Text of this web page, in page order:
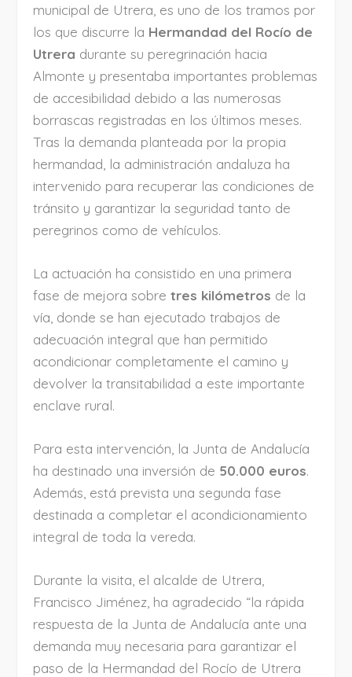
municipal de Utrera, es uno de los tramos por
los que discurre la Hermandad del Rocío de
Utrera durante su peregrinación hacia
Almonte y presentaba importantes problemas
de accesibilidad debido a las numerosas
borrascas registradas en los últimos meses.
Tras la demanda planteada por la propia
hermandad, la administración andaluza ha
intervenido para recuperar las condiciones de
tránsito y garantizar la seguridad tanto de
peregrinos como de vehículos.
La actuación ha consistido en una primera
fase de mejora sobretres kilómetros de la
vía, donde se han ejecutado trabajos de
adecuación integral que han permitido
acondicionar completamente el camino y
devolver la transitabilidad a este importante
enclave rural.
Para esta intervención, la Junta de Andalucía
ha destinado una inversión de 50.000 euros.
Además, está prevista una segunda fase
destinada a completar el acondicionamiento
integral de toda la vereda.
Durante la visita, el alcalde de Utrera,
Francisco Jiménez, ha agradecido “la rápida
respuesta de la Junta de Andalucía ante una
demanda muy necesaria para garantizar el
paso de la Hermandad del Rocío de Utrera